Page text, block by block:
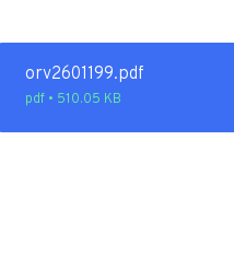
orv2601199.pdf
pdf • 510.05 KB